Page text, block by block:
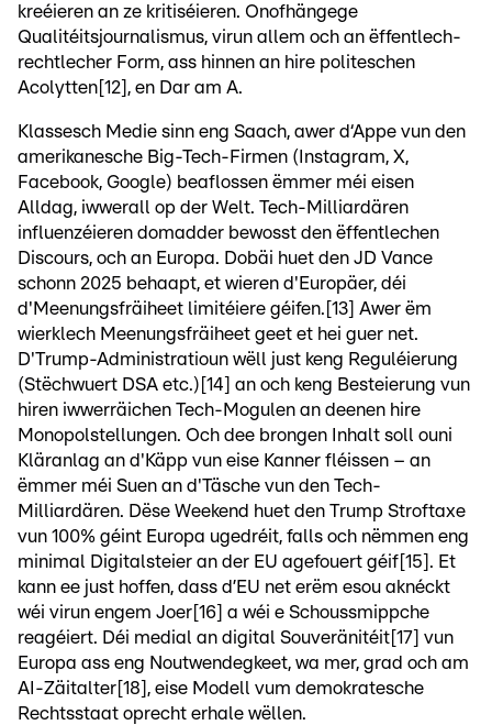
kreéieren an ze kritiséieren. Onofhängege
Qualitéitsjournalismus, virun allem och an ëffentlech-
rechtlecher Form, ass hinnen an hire politeschen
Acolytten[12], en Dar am A.
Klassesch Medie sinn eng Saach, awer d‘Appe vun den
amerikanesche Big-Tech-Firmen (Instagram, X,
Facebook, Google) beaflossen ëmmer méi eisen
Alldag, iwwerall op der Welt. Tech-Milliardären
influenzéieren domadder bewosst den ëffentlechen
Discours, och an Europa. Dobäi huet den JD Vance
schonn 2025 behaapt, et wieren d'Europäer, déi
d'Meenungsfräiheet limitéiere géifen.[13] Awer ëm
wierklech Meenungsfräiheet geet et hei guer net.
D'Trump-Administratioun wëll just keng Reguléierung
(Stëchwuert DSA etc.)[14] an och keng Besteierung vun
hiren iwwerräichen Tech-Mogulen an deenen hire
Monopolstellungen. Och dee brongen Inhalt soll ouni
Kläranlag an d'Käpp vun eise Kanner fléissen – an
ëmmer méi Suen an d'Täsche vun den Tech-
Milliardären. Dëse Weekend huet den Trump Stroftaxe
vun 100% géint Europa ugedréit, falls och nëmmen eng
minimal Digitalsteier an der EU agefouert géif[15]. Et
kann ee just hoffen, dass d’EU net erëm esou aknéckt
wéi virun engem Joer[16] a wéi e Schoussmippche
reagéiert. Déi medial an digital Souveränitéit[17] vun
Europa ass eng Noutwendegkeet, wa mer, grad och am
AI-Zäitalter[18], eise Modell vum demokratesche
Rechtsstaat oprecht erhale wëllen.